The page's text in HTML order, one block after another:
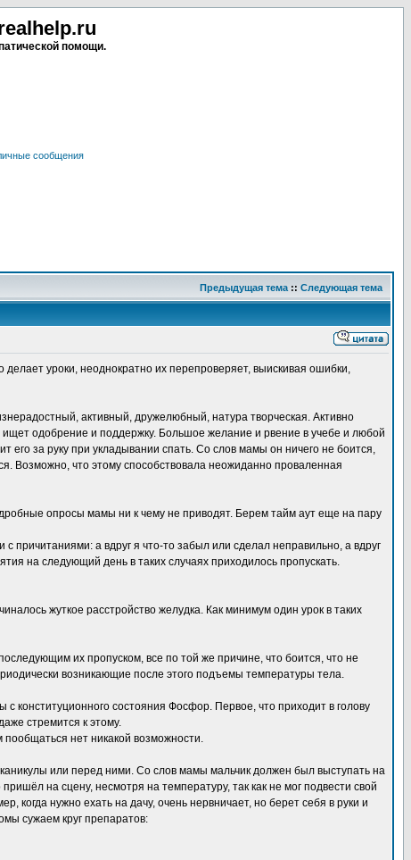
помощи.
сообщения
Предыдущая тема :: Следующая тема
уроки, неоднократно их перепроверяет, выискивая ошибки,
активный, дружелюбный, натура творческая. Активно
ищет одобрение и поддержку. Большое желание и рвение в учебе и любой
за руку при укладывании спать. Со слов мамы он ничего не боится,
Возможно, что этому способствовала неожиданно проваленная
опросы мамы ни к чему не приводят. Берем тайм аут еще на пару
а вдруг я что-то забыл или сделал неправильно, а вдруг
на следующий день в таких случаях приходилось пропускать.
жуткое расстройство желудка. Как минимум один урок в таких
их пропуском, все по той же причине, что боится, что не
возникающие после этого подъемы температуры тела.
конституционного состояния Фосфор. Первое, что приходит в голову
стремится к этому.
нет никакой возможности.
или перед ними. Со слов мамы мальчик должен был выступать на
на сцену, несмотря на температуру, так как не мог подвести свой
когда нужно ехать на дачу, очень нервничает, но берет себя в руки и
сужаем круг препаратов: